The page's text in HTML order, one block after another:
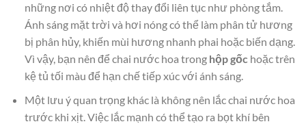
những nơi có nhiệt độ thay đổi liên tục như phòng tắm.
Ánh sáng mặt trời và hơi nóng có thể làm phân tử hương
bị phân hủy, khiến mùi hương nhanh phai hoặc biến dạng.
Vì vậy, bạn nên để chai nước hoa trong hộp gốchoặc trên
kệ tủ tối màu để hạn chế tiếp xúc với ánh sáng.
Một lưu ý quan trọng khác là không nên lắc chai nước hoa
trước khi xịt. Việc lắc mạnh có thể tạo ra bọt khí bên